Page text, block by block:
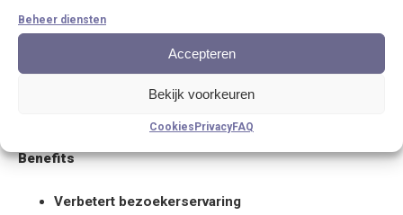
Beheer diensten
Accepteren
Bekijk voorkeuren
Cookies PrivacyFAQ
Slaat max. 450 cliënt-ID’s op
Gebruik van nummers en speciale tekens mogelijk
De pager kan worden geprogrammeerd en
geüpdatet via bijgeleverde software
Benefits
Verbetert bezoekerservaring